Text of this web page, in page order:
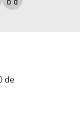
de